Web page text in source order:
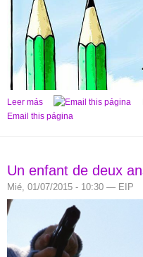
Leer más
Email this página
Un enfant de deux
Mié, 01/07/2015 - 10:30 — EIP